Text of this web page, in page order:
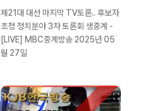
론회 생중계 - [LIVE] MBC
중계방송 2025년 05월 27
일
제21대 대선 마지막 TV토론.. 후보자
초청 정치분야 3차 토론회 생중계 -
[LIVE] MBC중계방송 2025년 05
월 27일